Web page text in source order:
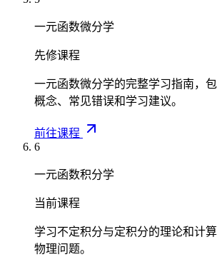
一元函数微分学
先修课程
一元函数微分学的完整学习指南，
概念、常见错误和学习建议。
前往课程
6
一元函数积分学
当前课程
学习不定积分与定积分的理论和计
物理问题。